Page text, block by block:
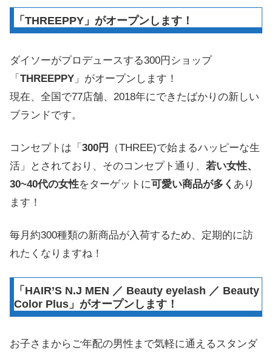
「THREEPPY」がオープンします！
ダイソーがプロデュースする300円ショップ
「 THREEPPY 」がオープンします！
現在、全国で77店舗、2018年にできたばかりの新しい
ブランドです。
コンセプトは「 300円
（THREE)で始まるハッピーな生
活」とされており、そのコンセプト通り、 若い女性、
30~40代の女性をターゲットに可愛い商品が多く あり
ます！
毎月約300種類の新商品が入荷するため、定期的に訪
れたくなりますね！
「HAIR’S N.J MEN ／ Beauty eyelash ／ Beauty
Color Plus」がオープンします！
お子さまからご年配の男性まで気軽に通えるスタンダ